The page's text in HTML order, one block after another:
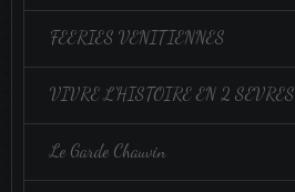
FEERIES VENITIENNES
VIVRE L'HISTOIRE EN 2 SEVRES
Le Garde Chauvin